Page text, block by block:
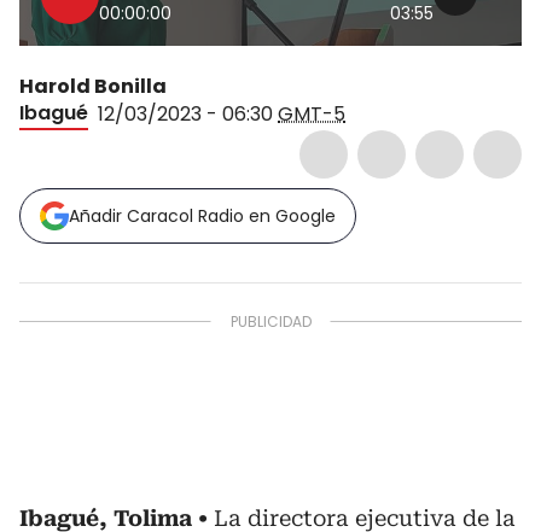
00:00:00 03:55
Harold Bonilla
Ibagué 12/03/2023 - 06:30GMT-5
Añadir Caracol Radio en Google
Ibagué, Tolima
La directora ejecutiva de la